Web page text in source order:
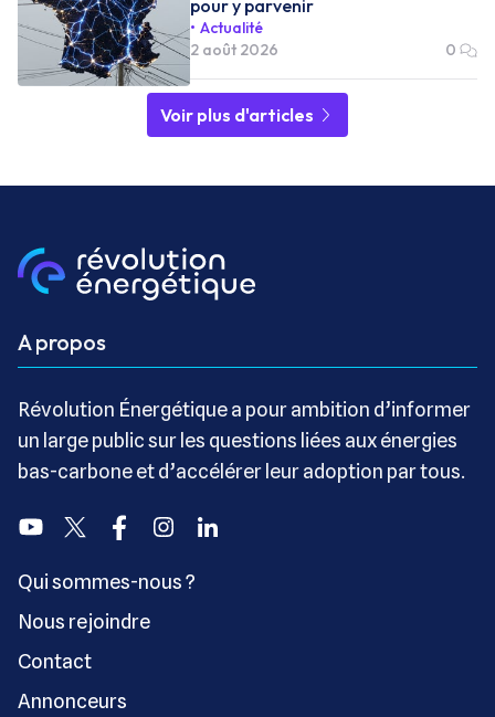
pour y parvenir
Actualité
2 août 2026
0
Voir plus d'articles
A propos
Révolution Énergétique a pour ambition d’informer
un large public sur les questions liées aux énergies
bas-carbone et d’accélérer leur adoption par tous.
YoutubeTwitter FacebookInstagramLinkedin
Qui sommes-nous ?
Nous rejoindre
Contact
Annonceurs